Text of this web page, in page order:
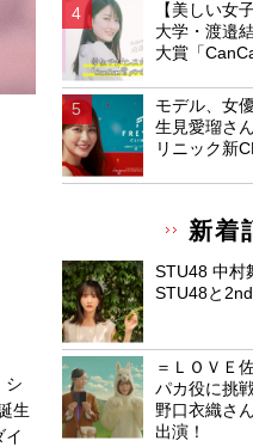
シ
生
イ
【美しい女
大学・渡邉
大賞「
モデル、女
生見愛瑠さ
リニック新
新着
STU48 中村
STU48と
＝ＬＯＶＥ
パカ役に挑
野口衣織さ
出演！